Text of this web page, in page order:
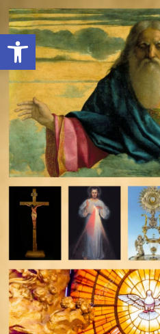
Open toolbar
deomeo-logo
Utwórz konto
Zaloguj